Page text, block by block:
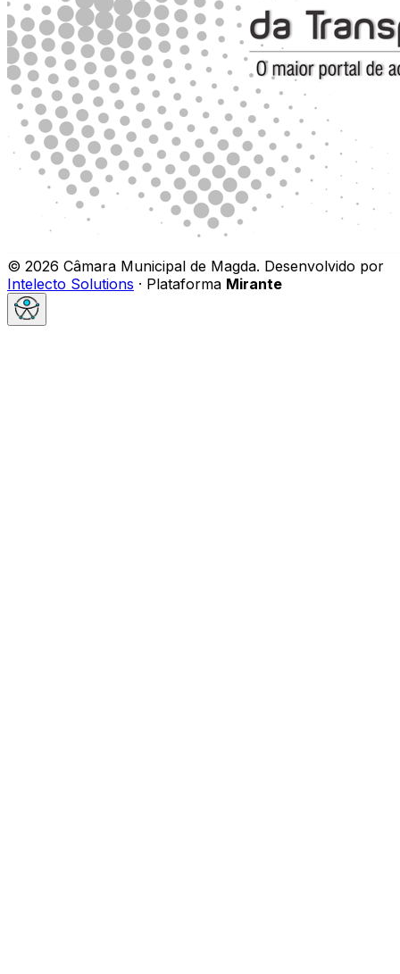
© 2026 Câmara Municipal de Magda. Desenvolvido por
Intelecto Solutions · Plataforma Mirante